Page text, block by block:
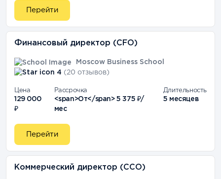
Перейти
Финансовый директор (CFO)
Moscow Business School
4 (20 отзывов)
Цена
129 000
₽
Рассрочка
<span>От</span> 5 375 ₽/
мес
Длительность
5 месяцев
Перейти
Коммерческий директор (CCO)